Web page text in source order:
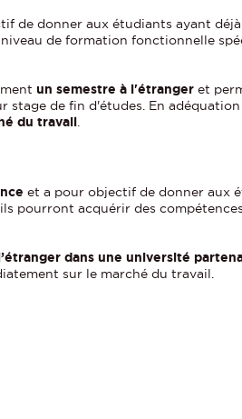
de donner aux étudiants ayant
de formation fonctionnelle
un semestre à l'étranger et
de fin d'études. En
du travail.
et a pour objectif de donner aux
pourront acquérir des
dans une université
sur le marché du travail.